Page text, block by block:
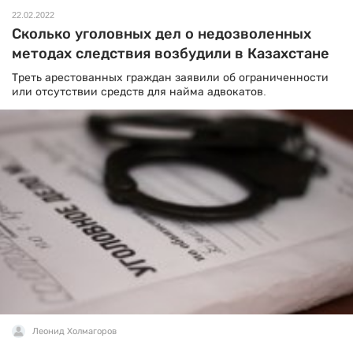
22.02.2022
Сколько уголовных дел о недозволенных
методах следствия возбудили в Казахстане
Треть арестованных граждан заявили об ограниченности
или отсутствии средств для найма адвокатов.
Леонид Холмагоров